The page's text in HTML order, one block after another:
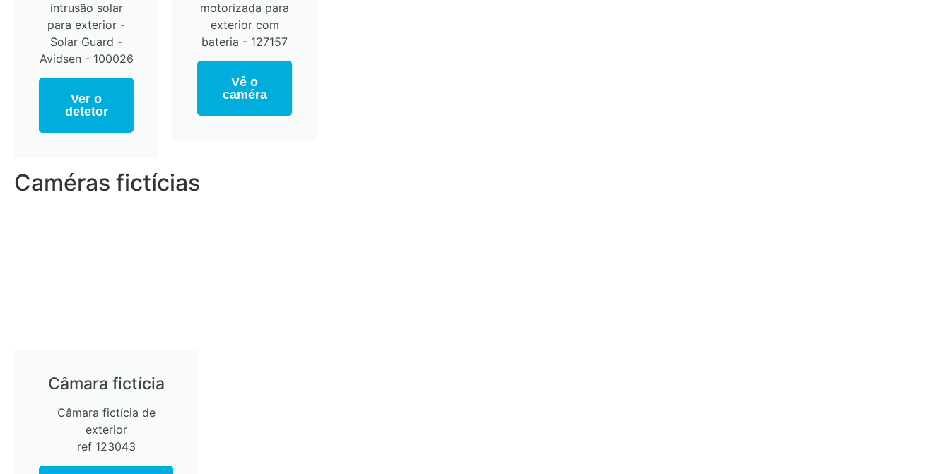
intrusão solar
para exterior -
Solar Guard -
Avidsen - 100026
Ver o
detetor
motorizada para
exterior com
bateria - 127157
Vê o
caméra
Caméras fictícias
Câmara fictícia
Câmara fictícia de
exterior
ref 123043